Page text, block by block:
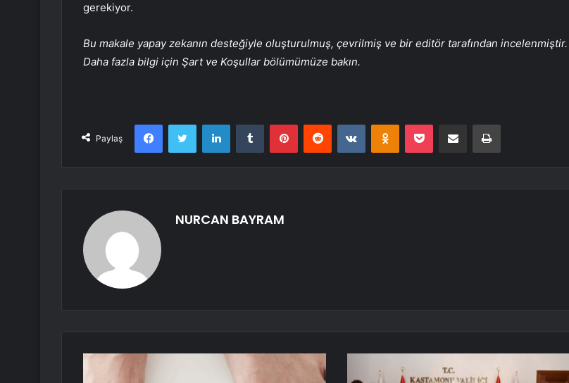
gerekiyor.
Bu makale yapay zekanın desteğiyle oluşturulmuş, çevrilmiş ve bir editör tarafından incelenmiştir.
Daha fazla bilgi için Şart ve Koşullar bölümümüze bakın.
Paylaş
FacebookTwitter LinkedInTumblr PinterestReddit VKontakteOdnoklassniki
Pocket E-Posta ile paylaş Yazdır
NURCAN BAYRAM